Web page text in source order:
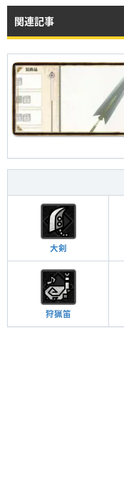
関連記事
大剣
狩猟笛